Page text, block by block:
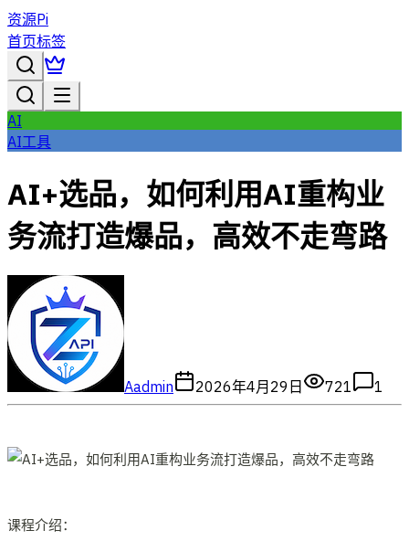
资源Pi
首页标签
AI
AI工具
AI+选品，如何利用AI重构业
务流打造爆品，高效不走弯路
Aadmin 2026年4月29日 721 1
课程介绍：